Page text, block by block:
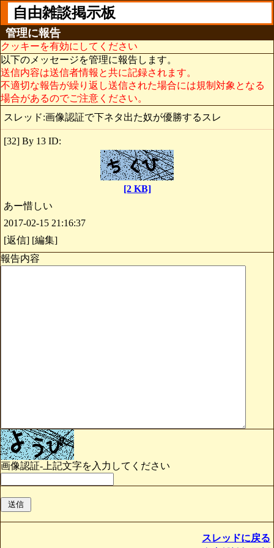
自由雑談掲示板
管理に報告
クッキーを有効にしてください
以下のメッセージを管理に報告します。
送信内容は送信者情報と共に記録されます。
不適切な報告が繰り返し送信された場合には規制対象となる
場合があるのでご注意ください。
スレッド:画像認証で下ネタ出た奴が優勝するスレ
[32] By 13 ID:
[2 KB]
あー惜しい
2017-02-15 21:16:37
[返信] [編集]
報告内容
画像認証-上記文字を入力してください
スレッドに戻る